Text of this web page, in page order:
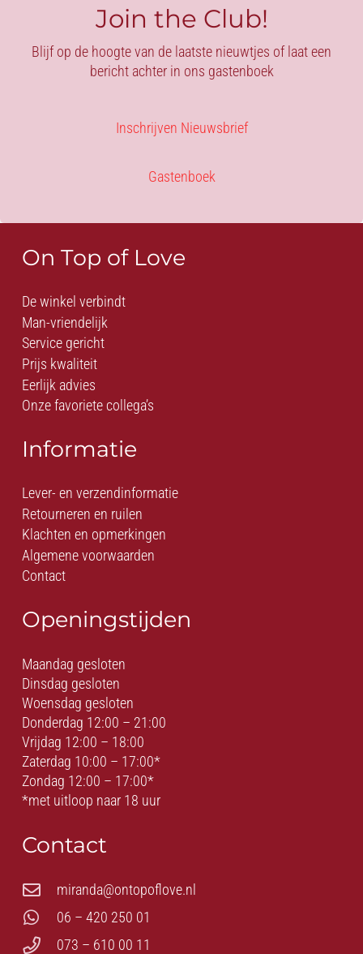
Join the Club!
Blijf op de hoogte van de laatste nieuwtjes of laat een
bericht achter in ons gastenboek
Inschrijven Nieuwsbrief
Gastenboek
On Top of Love
De winkel verbindt
Man-vriendelijk
Service gericht
Prijs kwaliteit
Eerlijk advies
Onze favoriete collega’s
Informatie
Lever- en verzendinformatie
Retourneren en ruilen
Klachten en opmerkingen
Algemene voorwaarden
Contact
Openingstijden
Maandag gesloten
Dinsdag gesloten
Woensdag gesloten
Donderdag 12:00 – 21:00
Vrijdag 12:00 – 18:00
Zaterdag 10:00 – 17:00*
Zondag 12:00 – 17:00*
*met uitloop naar 18 uur
Contact
miranda@ontopoflove.nl
06 – 420 250 01
073 – 610 00 11